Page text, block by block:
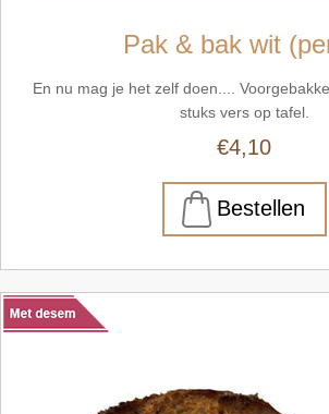
Pak & bak wit
En nu mag je het zelf doen....
stuks vers op tafel.
€4,10